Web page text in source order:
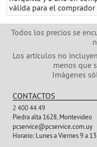
válida para el
Todos los precios se
Los artículos no
menos que
Imágenes
CONTACTOS
2 400 44 49
Piedra alta 1628, Montevideo
pcservice@pcservice.com.uy
Horario:Lunes a Viernes 9 a